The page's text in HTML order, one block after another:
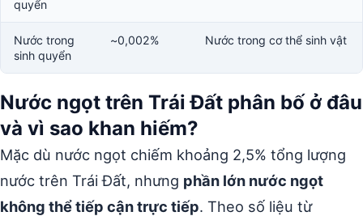
quyển
Nước trong
sinh quyển
~0,002% Nước trong cơ thể sinh vật
Nước ngọt trên Trái Đất phân bố ở đâu
và vì sao khan hiếm?
Mặc dù nước ngọt chiếm khoảng 2,5% tổng lượng
nước trên Trái Đất, nhưng phần lớn nước ngọt
không thể tiếp cận trực tiếp. Theo số liệu từ